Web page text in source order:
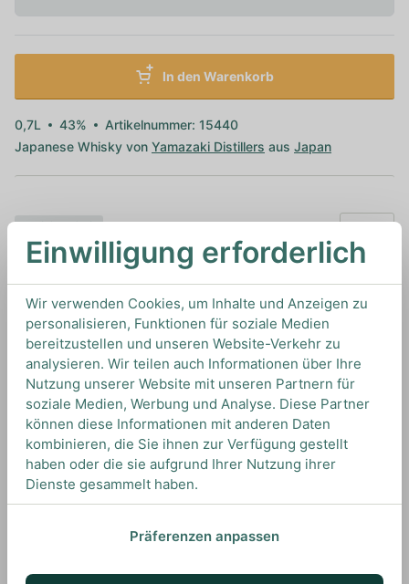
In den Warenkorb
0,7L 43%
Artikelnummer: 15440
Japanese Whisky von Yamazaki Distillers aus Japan
TIPS & TRICKS
HOW TO DRINK
Wir empfehlen diesen Whiskey pur zu genießen,
oder als Mizuwari um weitere Aromen
aufzuschließen.
UNSERE EMPFEHLUNGEN
DRINKS MIT YAMAZAKI DISTILLERS?
UNSERE EMPFEHLUNGEN
Einwilligung erforderlich
Wir verwenden Cookies, um Inhalte und Anzeigen zu
personalisieren, Funktionen für soziale Medien
bereitzustellen und unseren Website-Verkehr zu
analysieren. Wir teilen auch Informationen über Ihre
Nutzung unserer Website mit unseren Partnern für
soziale Medien, Werbung und Analyse. Diese Partner
können diese Informationen mit anderen Daten
kombinieren, die Sie ihnen zur Verfügung gestellt
haben oder die sie aufgrund Ihrer Nutzung ihrer
Dienste gesammelt haben.
Präferenzen anpassen